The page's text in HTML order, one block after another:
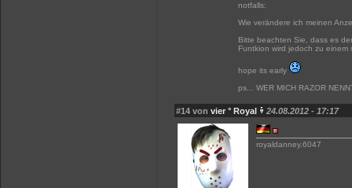
notfalls:
Wie verändere ich meinen
Bitte beachten Sie, dass es
Funtkion wird jedoch zu
hope its early
ps... WER MICH RAZOR
#14 von vier ° Royal 24.08.2012 - 17:17
royaldanney.6047